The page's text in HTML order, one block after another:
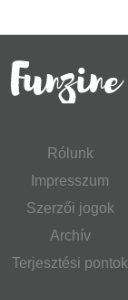
Rólunk
Impresszum
Szerzői jogok
Archív
Terjesztési pontok